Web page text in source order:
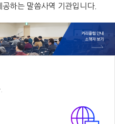
하는 말씀사역 기관입니다.